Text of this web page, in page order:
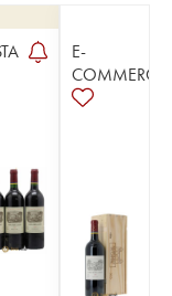
E-
COMMERCE